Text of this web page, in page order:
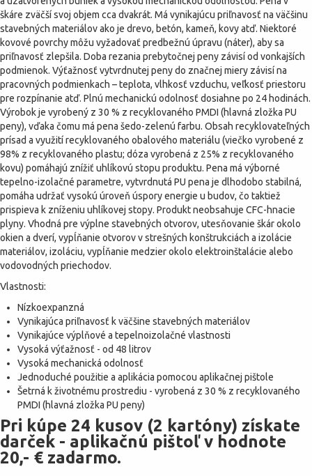
škáre zväčší svoj objem cca dvakrát. Má vynikajúcu priľnavosť na väčšinu
stavebných materiálov ako je drevo, betón, kameň, kovy atď. Niektoré
kovové povrchy môžu vyžadovať predbežnú úpravu (náter), aby sa
priľnavosť zlepšila. Doba rezania prebytočnej peny závisí od vonkajších
podmienok. Výťažnosť vytvrdnutej peny do značnej miery závisí na
pracovných podmienkach – teplota, vlhkosť vzduchu, veľkosť priestoru
pre rozpínanie atď. Plnú mechanickú odolnosť dosiahne po 24 hodinách.
Výrobok je vyrobený z 30 % z recyklovaného PMDI (hlavná zložka PU
peny), vďaka čomu má pena šedo-zelenú farbu. Obsah recyklovateľných
prísad a využití recyklovaného obalového materiálu (viečko vyrobené z
98% z recyklovaného plastu; dóza vyrobená z 25% z recyklovaného
kovu) pomáhajú znížiť uhlíkovú stopu produktu. Pena má výborné
tepelno-izolačné parametre, vytvrdnutá PU pena je dlhodobo stabilná,
pomáha udržať vysokú úroveň úspory energie u budov, čo taktiež
prispieva k zníženiu uhlíkovej stopy. Produkt neobsahuje CFC-hnacie
plyny. Vhodná pre výplne stavebných otvorov, utesňovanie škár okolo
okien a dverí, vypĺňanie otvorov v strešných konštrukciách a izolácie
materiálov, izoláciu, vypĺňanie medzier okolo elektroinštalácie alebo
vodovodných priechodov.
Vlastnosti:
Nízkoexpanzná
Vynikajúca priľnavosť k väčšine stavebných materiálov
Vynikajúce výplňové a tepelnoizolačné vlastnosti
Vysoká výťažnosť - od 48 litrov
Vysoká mechanická odolnosť
Jednoduché použitie a aplikácia pomocou aplikačnej pištole
Šetrná k životnému prostrediu - vyrobená z 30 % z recyklovaného
PMDI (hlavná zložka PU peny)
Pri kúpe 24 kusov (2 kartóny) získate
darček - aplikačnú pištoľ v hodnote
20,- € zadarmo.